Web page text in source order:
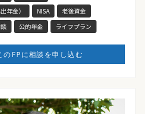
年金）
NISA
老後資金
公的年金 ライフプラン
のFPに相談を申し込む